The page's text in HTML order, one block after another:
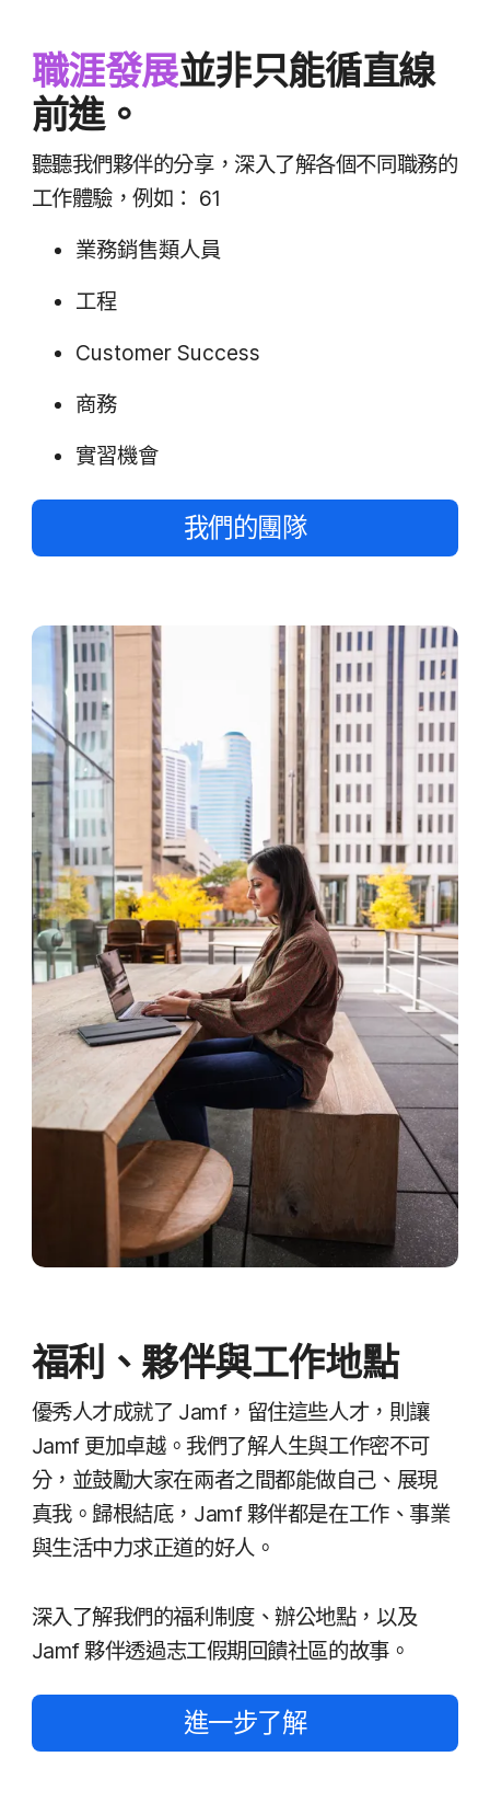
職涯​發展並​非​只​能​循直線​
前進。
聽聽​我們​夥伴​的​分享，​深入​了​解​各​個​不同​職務​的​
工作​體驗，​例如： 61
業務​銷售類​人員
工程
Customer Success
商務
實習​機會
我們​的​團隊
福利、​夥伴​與​工作​地點
優秀人​才​成​就​了 Jamf，​留住​這些​人才，​則​讓
Jamf 更​加卓越。​我們​了​解人生​與​工作​密​不可​
分，​並​鼓勵​大家​在​兩者​之間​都​能​做​自己、​展現​
真我。​歸根​結底， Jamf夥伴​都​是​在​工作、​事業​
與​生活​中力求​正道​的​好人。
深入​了​解​我們​的​福利​制度、​辦公地​點，​以及
Jamf夥​伴​透過​志工​假期​回饋​社區​的​故事。
進一步​了​解